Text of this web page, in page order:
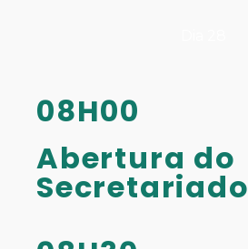
08H00
Abertura do
Secretariado